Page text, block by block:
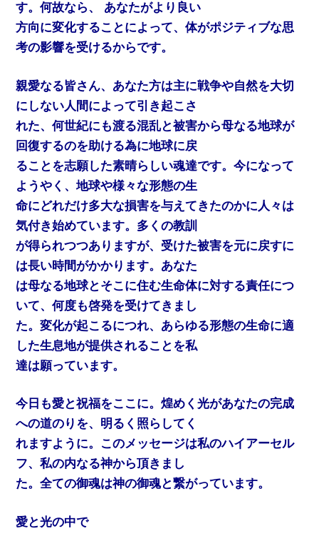
す。何故なら、 あなたがより良い
方向に変化することによって、体がポジティブな思
考の影響を受けるからです。
親愛なる皆さん、あなた方は主に戦争や自然を大切
にしない人間によって引き起こさ
れた、何世紀にも渡る混乱と被害から母なる地球が
回復するのを助ける為に地球に戻
ることを志願した素晴らしい魂達です。今になって
ようやく、地球や様々な形態の生
命にどれだけ多大な損害を与えてきたのかに人々は
気付き始めています。多くの教訓
が得られつつありますが、受けた被害を元に戻すに
は長い時間がかかります。あなた
は母なる地球とそこに住む生命体に対する責任につ
いて、何度も啓発を受けてきまし
た。変化が起こるにつれ、あらゆる形態の生命に適
した生息地が提供されることを私
達は願っています。
今日も愛と祝福をここに。煌めく光があなたの完成
への道のりを、明るく照らしてく
れますように。このメッセージは私のハイアーセル
フ、私の内なる神から頂きまし
た。全ての御魂は神の御魂と繋がっています。
愛と光の中で